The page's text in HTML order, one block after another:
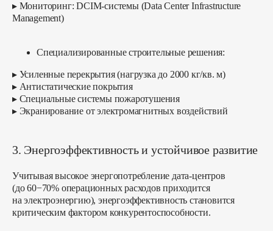
▸ Мониторинг: DCIM-системы (Data Center Infrastructure
Management)
Специализированные строительные решения:
▸ Усиленные перекрытия (нагрузка до 2000 кг/кв. м)
▸ Антистатические покрытия
▸ Специальные системы пожаротушения
▸ Экранирование от электромагнитных воздействий
3. Энергоэффективность и устойчивое развитие
Учитывая высокое энергопотребление дата-центров
(до 60−70% операционных расходов приходится
на электроэнергию), энергоэффективность становится
критическим фактором конкурентоспособности.